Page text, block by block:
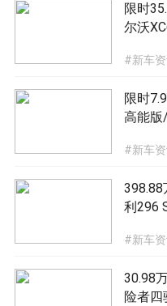
限时
尔沃
#新车
限时
高能版
#新车
398.88
利296
#新车
30.98
险者